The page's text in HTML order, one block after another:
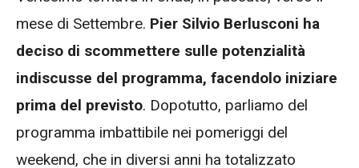
mese di Settembre. Pier Silvio Berlusconi ha
deciso di scommettere sulle potenzialità
indiscusse del programma, facendolo iniziare
prima del previsto. Dopotutto, parliamo del
programma imbattibile nei pomeriggi del
weekend, che in diversi anni ha totalizzato